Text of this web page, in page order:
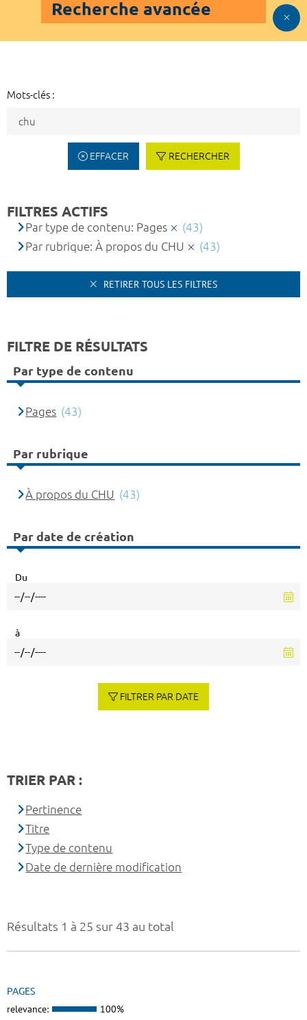
Recherche avancée
Mots-clés :
EFFACER RECHERCHER
Résultats 1 à 25 sur 43 au total
PAGES
relevance: 100%
FILTRES ACTIFS
Par type de contenu: Pages
(43)
Par rubrique: À propos du CHU
(43)
RETIRER TOUS LES FILTRES
FILTRE DE RÉSULTATS
Par type de contenu
Pages (43)
Par rubrique
À propos du CHU (43)
Par date de création
Du
à
FILTRER PAR DATE
TRIER PAR :
Pertinence
Titre
Type de contenu
Date de dernière modification